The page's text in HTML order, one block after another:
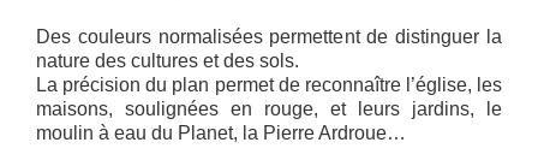
Des couleurs normalisées permettent de distinguer la
nature des cultures et des sols.
La précision du plan permet de reconnaître l’église, les
maisons, soulignées en rouge, et leurs jardins, le
moulin à eau du Planet, la Pierre Ardroue…